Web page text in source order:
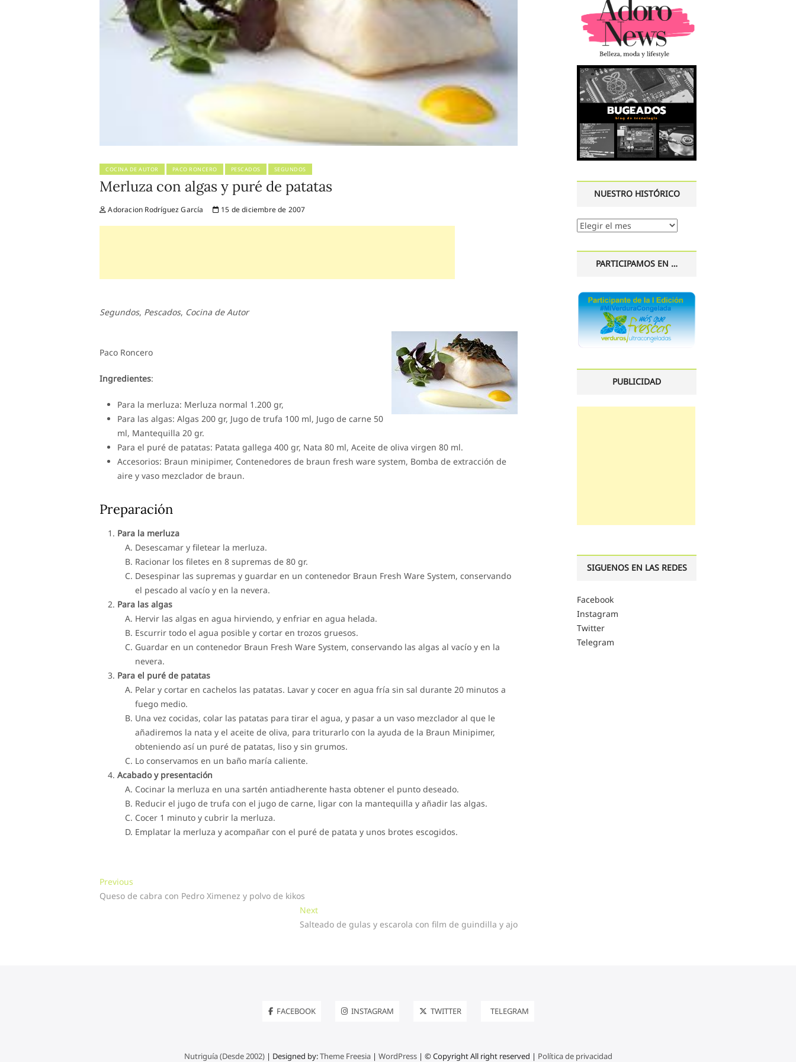
COCINA DE AUTOR PACO RONCERO PESCADOS SEGUNDOS
Merluza con algas y puré de patatas
Adoracion Rodríguez García 15 de diciembre de 2007
Segundos, Pescados, Cocina de Autor
Paco Roncero
Ingredientes:
Para la merluza: Merluza normal 1.200 gr,
Para las algas: Algas 200 gr, Jugo de trufa 100 ml, Jugo de carne 50
ml, Mantequilla 20 gr.
Para el puré de patatas: Patata gallega 400 gr, Nata 80 ml, Aceite de oliva virgen 80 ml.
Accesorios: Braun minipimer, Contenedores de braun fresh ware system, Bomba de extracción de
aire y vaso mezclador de braun.
Preparación
Para la merluza
Desescamar y filetear la merluza.
Racionar los filetes en 8 supremas de 80 gr.
Desespinar las supremas y guardar en un contenedor Braun Fresh Ware System, conservando
el pescado al vacío y en la nevera.
Para las algas
Hervir las algas en agua hirviendo, y enfriar en agua helada.
Escurrir todo el agua posible y cortar en trozos gruesos.
Guardar en un contenedor Braun Fresh Ware System, conservando las algas al vacío y en la
nevera.
Para el puré de patatas
Pelar y cortar en cachelos las patatas. Lavar y cocer en agua fría sin sal durante 20 minutos a
fuego medio.
Una vez cocidas, colar las patatas para tirar el agua, y pasar a un vaso mezclador al que le
añadiremos la nata y el aceite de oliva, para triturarlo con la ayuda de la Braun Minipimer,
obteniendo así un puré de patatas, liso y sin grumos.
Lo conservamos en un baño maría caliente.
Acabado y presentación
Cocinar la merluza en una sartén antiadherente hasta obtener el punto deseado.
Reducir el jugo de trufa con el jugo de carne, ligar con la mantequilla y añadir las algas.
Cocer 1 minuto y cubrir la merluza.
Emplatar la merluza y acompañar con el puré de patata y unos brotes escogidos.
Navegación
de
Previous
post:
Queso de cabra con Pedro Ximenez y polvo de kikos
NextNext
post:
Salteado de gulas y escarola con film de guindilla y ajo
NUESTRO HISTÓRICO
Nuestro
PARTICIPAMOS EN …
PUBLICIDAD
SIGUENOS EN LAS REDES
Facebook
Instagram
Twitter
Telegram
FACEBOOK INSTAGRAM TWITTER TELEGRAM
Nutriguía (Desde 2002)| Designed by:Theme Freesia| WordPress| © Copyright All right reserved | Política de privacidad